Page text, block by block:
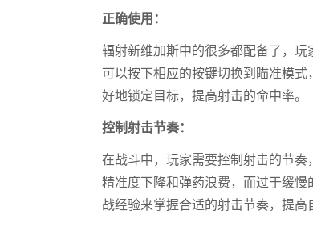
正确使用：
辐射新维加斯中的很多都配备了，
可以按下相应的按键切换到瞄准模
好地锁定目标，提高射击的命中率。
控制射击节奏：
在战斗中，玩家需要控制射击的节
精准度下降和弹药浪费，而过于缓
战经验来掌握合适的射击节奏，提高